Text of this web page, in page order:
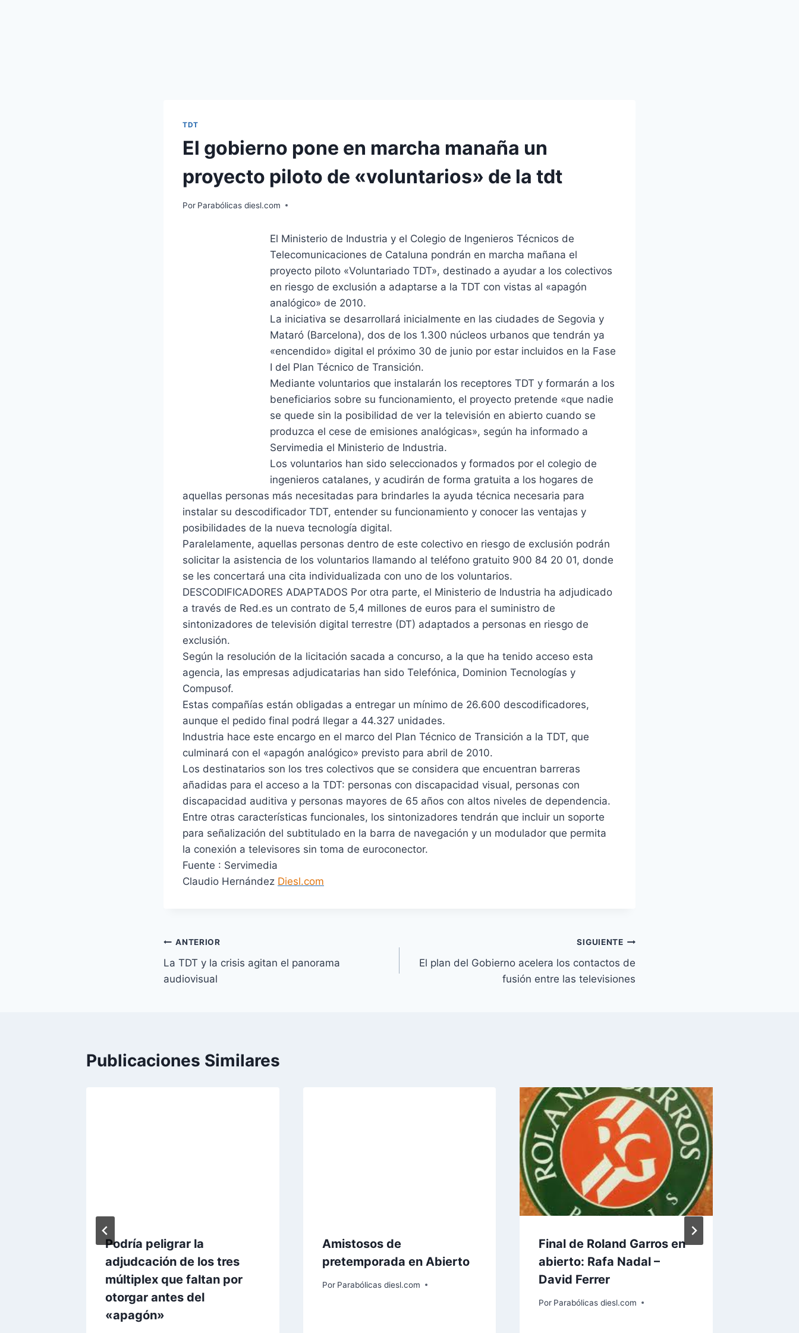
TDT
El gobierno pone en marcha manaña un
proyecto piloto de «voluntarios» de la tdt
Por Parabólicas diesl.com
El Ministerio de Industria y el Colegio de Ingenieros Técnicos de
Telecomunicaciones de Cataluna pondrán en marcha mañana el
proyecto piloto «Voluntariado TDT», destinado a ayudar a los colectivos
en riesgo de exclusión a adaptarse a la TDT con vistas al «apagón
analógico» de 2010.
La iniciativa se desarrollará inicialmente en las ciudades de Segovia y
Mataró (Barcelona), dos de los 1.300 núcleos urbanos que tendrán ya
«encendido» digital el próximo 30 de junio por estar incluidos en la Fase
I del Plan Técnico de Transición.
Mediante voluntarios que instalarán los receptores TDT y formarán a los
beneficiarios sobre su funcionamiento, el proyecto pretende «que nadie
se quede sin la posibilidad de ver la televisión en abierto cuando se
produzca el cese de emisiones analógicas», según ha informado a
Servimedia el Ministerio de Industria.
Los voluntarios han sido seleccionados y formados por el colegio de
ingenieros catalanes, y acudirán de forma gratuita a los hogares de
aquellas personas más necesitadas para brindarles la ayuda técnica necesaria para
instalar su descodificador TDT, entender su funcionamiento y conocer las ventajas y
posibilidades de la nueva tecnología digital.
Paralelamente, aquellas personas dentro de este colectivo en riesgo de exclusión podrán
solicitar la asistencia de los voluntarios llamando al teléfono gratuito 900 84 20 01, donde
se les concertará una cita individualizada con uno de los voluntarios.
DESCODIFICADORES ADAPTADOS Por otra parte, el Ministerio de Industria ha adjudicado
a través de Red.es un contrato de 5,4 millones de euros para el suministro de
sintonizadores de televisión digital terrestre (DT) adaptados a personas en riesgo de
exclusión.
Según la resolución de la licitación sacada a concurso, a la que ha tenido acceso esta
agencia, las empresas adjudicatarias han sido Telefónica, Dominion Tecnologías y
Compusof.
Estas compañías están obligadas a entregar un mínimo de 26.600 descodificadores,
aunque el pedido final podrá llegar a 44.327 unidades.
Industria hace este encargo en el marco del Plan Técnico de Transición a la TDT, que
culminará con el «apagón analógico» previsto para abril de 2010.
Los destinatarios son los tres colectivos que se considera que encuentran barreras
añadidas para el acceso a la TDT: personas con discapacidad visual, personas con
discapacidad auditiva y personas mayores de 65 años con altos niveles de dependencia.
Entre otras características funcionales, los sintonizadores tendrán que incluir un soporte
para señalización del subtitulado en la barra de navegación y un modulador que permita
la conexión a televisores sin toma de euroconector.
Fuente : Servimedia
Claudio Hernández Diesl.com
Navegación
de
ANTERIOR
La TDT y la crisis agitan el panorama
audiovisual
SIGUIENTE
El plan del Gobierno acelera los contactos de
fusión entre las televisiones
Publicaciones Similares
Podría peligrar la
adjudcación de los tres
múltiplex que faltan por
otorgar antes del
«apagón»
Amistosos de
pretemporada en Abierto
Por Parabólicas diesl.com
Final de Roland Garros en
abierto: Rafa Nadal –
David Ferrer
Por Parabólicas diesl.com